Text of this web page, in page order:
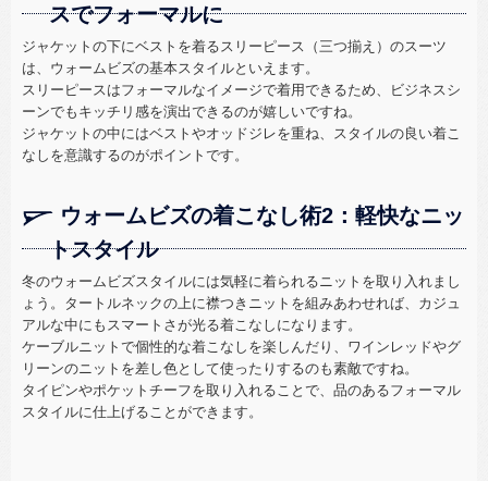
スでフォーマルに
ジャケットの下にベストを着るスリーピース（三つ揃え）のスーツ
は、ウォームビズの基本スタイルといえます。
スリーピースはフォーマルなイメージで着用できるため、ビジネスシ
ーンでもキッチリ感を演出できるのが嬉しいですね。
ジャケットの中にはベストやオッドジレを重ね、スタイルの良い着こ
なしを意識するのがポイントです。
ウォームビズの着こなし術2：軽快なニッ
トスタイル
冬のウォームビズスタイルには気軽に着られるニットを取り入れまし
ょう。タートルネックの上に襟つきニットを組みあわせれば、カジュ
アルな中にもスマートさが光る着こなしになります。
ケーブルニットで個性的な着こなしを楽しんだり、ワインレッドやグ
リーンのニットを差し色として使ったりするのも素敵ですね。
タイピンやポケットチーフを取り入れることで、品のあるフォーマル
スタイルに仕上げることができます。